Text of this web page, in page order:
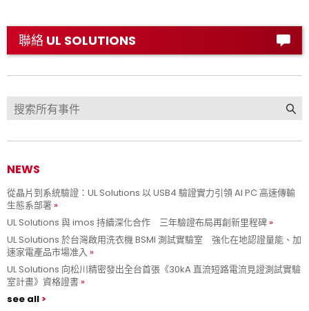
聯絡 UL SOLUTIONS
NEWS
從晶片到系統驗證：UL Solutions 以 USB4 驗證實力引領 AI PC 高速傳輸
生態系部署
UL Solutions 與 imos 持續深化合作 三年驗證布局再創新里程碑
UL Solutions 於台灣啟用洗衣機 BSMI 測試實驗室 強化在地認證量能、加
速家電產品市場准入
UL Solutions 向松川精密發出全台首張《30kA 直流短路電流見證測試實驗
室計畫》資格證書
see all